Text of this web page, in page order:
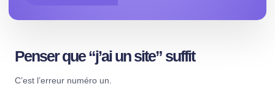
Penser que “j’ai un site” suffit
C’est l’erreur numéro un.